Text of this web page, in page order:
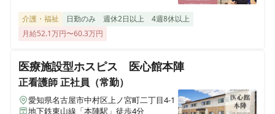
さわやかふか家の里
埼玉県深谷市国済寺461-4
さわやかひめじ館
兵庫県姫路市大津区勘兵衛町2丁目203-4
さわやかなすしおばら館
介護・福祉 日勤のみ 週休2日以上
4週8休以上
月給52.1万円〜60.3万円
医療施設型ホスピス 医心館本陣
正看護師正社員（常勤）
愛知県名古屋市中村区上ノ宮町二丁目4-1
地下鉄東山線「本陣駅」徒歩4分